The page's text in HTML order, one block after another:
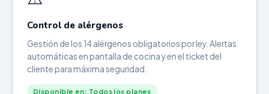
Control de alérgenos
Gestión de los 14 alérgenos obligatorios por ley. Alertas
automáticas en pantalla de cocina y en el ticket del
cliente para máxima seguridad.
Disponible en: Todos los planes